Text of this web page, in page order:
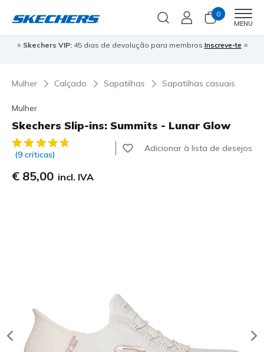
0
MENU
⭐ Skechers VIP:45 dias de devolução para membros Inscreve-te ⭐
Mulher Calçado Sapatilhas Sapatilhas casuais
Mulher
Skechers Slip-ins: Summits - Lunar Glow
5 de 5 – Classificação do cliente
(9 críticas)
Adicionar à lista de desejos
€ 85,00 incl. IVA